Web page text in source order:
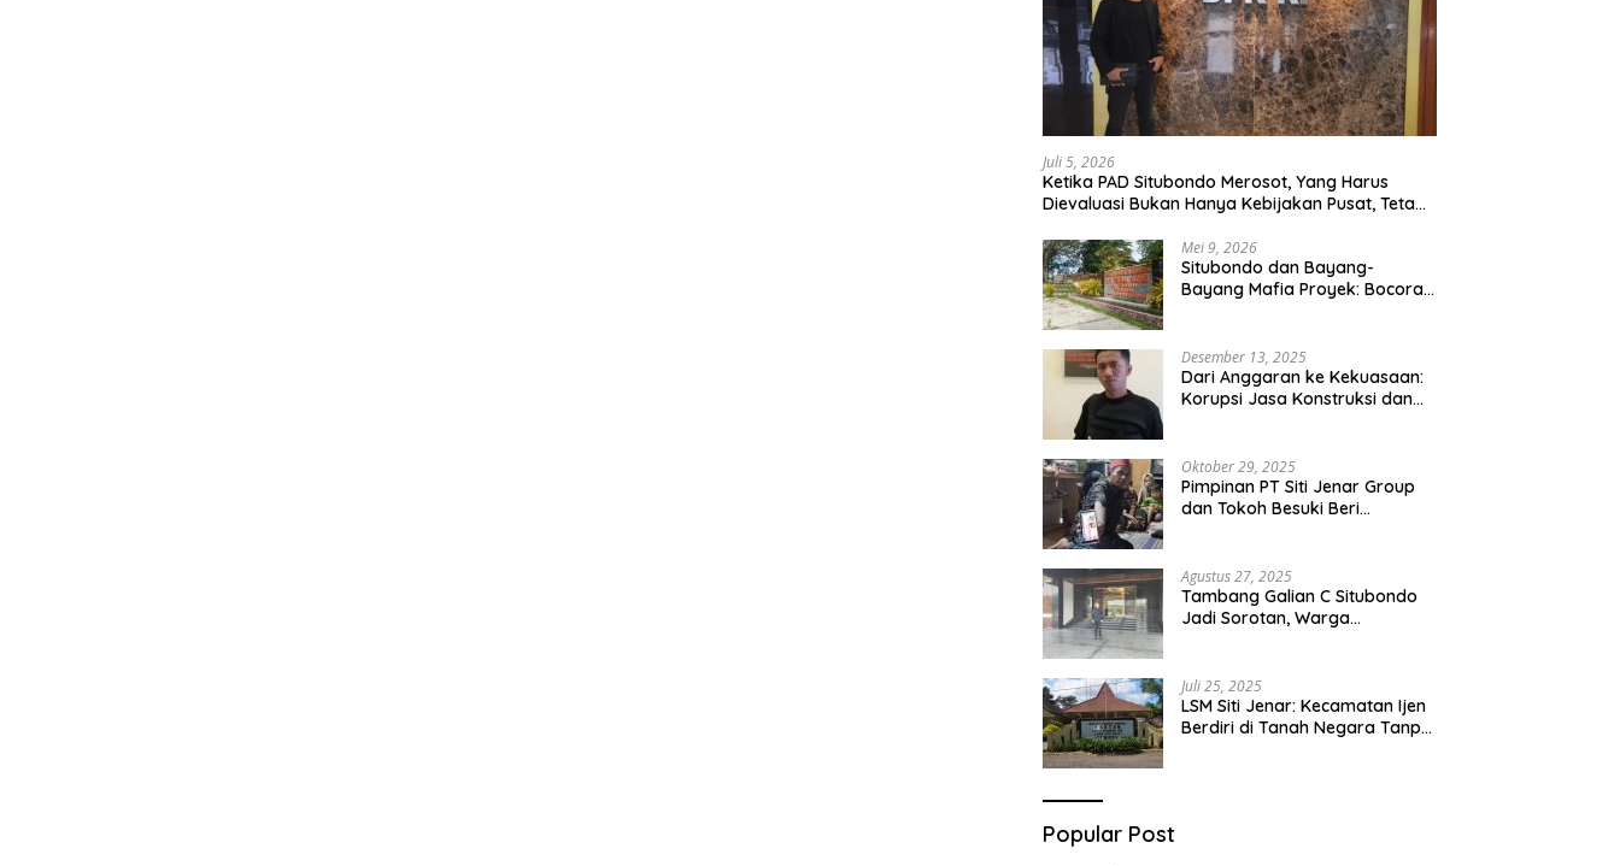
Juli 5, 2026
Ketika PAD Situbondo Merosot, Yang Harus
Dievaluasi Bukan Hanya Kebijakan Pusat, Tetapi
Tangganya Sendiri.Mei 9, 2026
Situbondo dan Bayang-
Bayang Mafia Proyek: Bocoran
Desember 13, 2025
Dari Anggaran ke Kekuasaan:
Korupsi Jasa Konstruksi dan
Oktober 29, 2025
Pimpinan PT Siti Jenar Group
dan Tokoh Besuki Beri
Salah Satu Pesantren Di Besuki
Situbondo
Agustus 27, 2025
Tambang Galian C Situbondo
Jadi Sorotan, Warga
Juli 25, 2025
LSM Siti Jenar: Kecamatan Ijen
Berdiri di Tanah Negara Tanpa
Popular Post